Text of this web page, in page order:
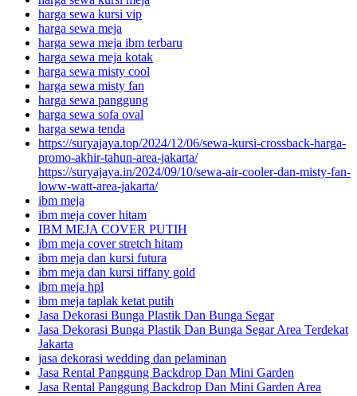
harga sewa kursi vip
harga sewa meja
harga sewa meja ibm terbaru
harga sewa meja kotak
harga sewa misty cool
harga sewa misty fan
harga sewa panggung
harga sewa sofa oval
harga sewa tenda
https://suryajaya.top/2024/12/06/sewa-kursi-crossback-harga-
promo-akhir-tahun-area-jakarta/
https://suryajaya.in/2024/09/10/sewa-air-cooler-dan-misty-fan-
loww-watt-area-jakarta/
ibm meja
ibm meja cover hitam
IBM MEJA COVER PUTIH
ibm meja cover stretch hitam
ibm meja dan kursi futura
ibm meja dan kursi tiffany gold
ibm meja hpl
ibm meja taplak ketat putih
Jasa Dekorasi Bunga Plastik Dan Bunga Segar
Jasa Dekorasi Bunga Plastik Dan Bunga Segar Area Terdekat
Jakarta
jasa dekorasi wedding dan pelaminan
Jasa Rental Panggung Backdrop Dan Mini Garden
Jasa Rental Panggung Backdrop Dan Mini Garden Area